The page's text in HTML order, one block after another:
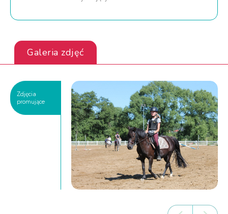
Galeria zdjęć
Zdjęcia
promujące